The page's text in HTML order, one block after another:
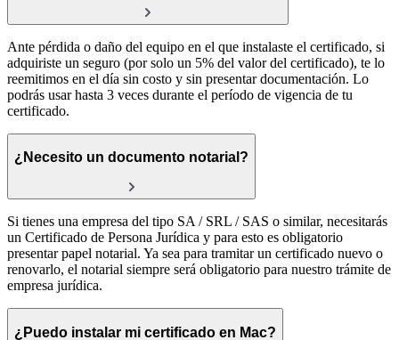
Ante pérdida o daño del equipo en el que instalaste el certificado, si
adquiriste un seguro (por solo un 5% del valor del certificado), te lo
reemitimos en el día sin costo y sin presentar documentación. Lo
podrás usar hasta 3 veces durante el período de vigencia de tu
certificado.
¿Necesito un documento notarial?
Si tienes una empresa del tipo SA / SRL / SAS o similar, necesitarás
un Certificado de Persona Jurídica y para esto es obligatorio
presentar papel notarial. Ya sea para tramitar un certificado nuevo o
renovarlo, el notarial siempre será obligatorio para nuestro trámite de
empresa jurídica.
¿Puedo instalar mi certificado en Mac?